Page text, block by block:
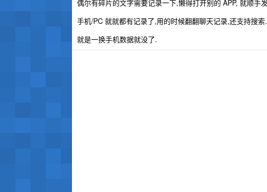
偶尔有碎片的文字需要记录一下,懒得打开别的 APP, 就顺手
手机/PC 就就都有记录了,用的时候翻翻聊天记录,还支持搜索
就是一换手机数据就没了.